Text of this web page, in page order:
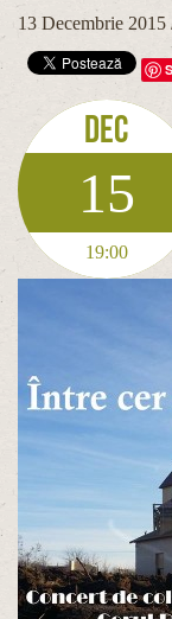
13 Decembrie 2015
Dec
15
19:00